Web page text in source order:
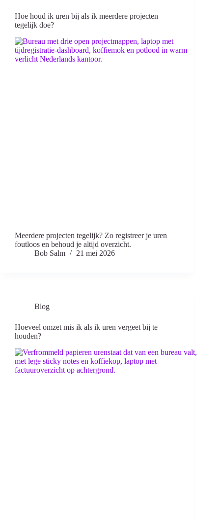
Hoe houd ik uren bij als ik meerdere projecten
tegelijk doe?
Meerdere projecten tegelijk? Zo registreer je uren
foutloos en behoud je altijd overzicht.
Bob Salm
21 mei 2026
Blog
Hoeveel omzet mis ik als ik uren vergeet bij te
houden?